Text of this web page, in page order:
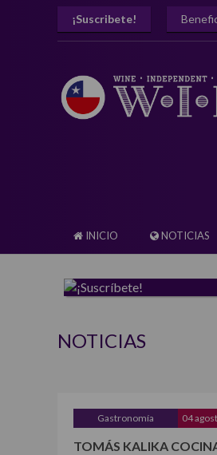
¡Suscribete!
INICIO NOTICIAS
NOTICIAS
Gastronomía 04
TOMÁS KALIKA